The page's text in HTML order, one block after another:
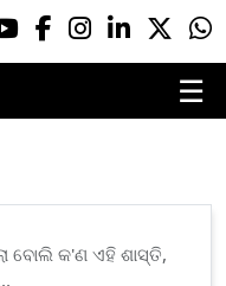
☰
ବୋଲି କ'ଣ ଏହି ଶାସ୍ତି,